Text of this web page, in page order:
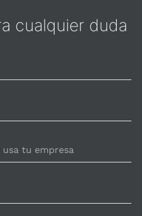
cualquier duda